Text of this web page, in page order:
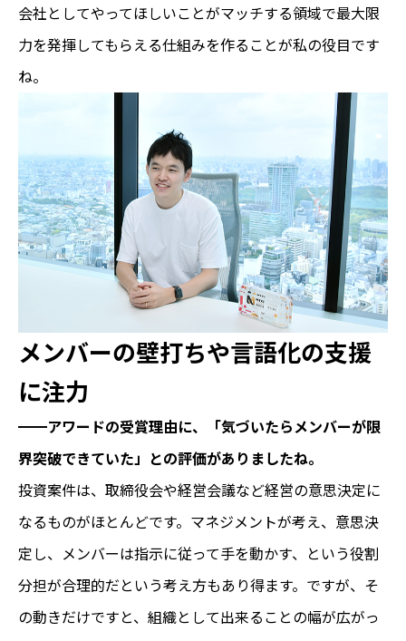
会社としてやってほしいことがマッチする領域で最大限
力を発揮してもらえる仕組みを作ることが私の役目です
ね。
メンバーの壁打ちや言語化の支援
に注力
━━アワードの受賞理由に、「気づいたらメンバーが限
界突破できていた」との評価がありましたね。
投資案件は、取締役会や経営会議など経営の意思決定に
なるものがほとんどです。マネジメントが考え、意思決
定し、メンバーは指示に従って手を動かす、という役割
分担が合理的だという考え方もあり得ます。ですが、そ
の動きだけですと、組織として出来ることの幅が広がっ